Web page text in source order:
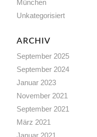
München
Unkategorisiert
ARCHIV
September 2025
September 2024
Januar 2023
November 2021
September 2021
März 2021
Januar 2021